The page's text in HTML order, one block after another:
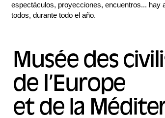
espectáculos, proyecciones, encuentros... hay
todos, durante todo el año.
Musée des
de l’Europe
et de la